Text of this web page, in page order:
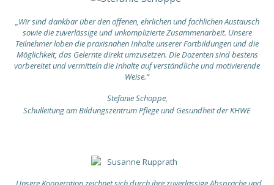
„Wir sind dankbar über den offenen, ehrlichen und fachlichen Austausch
sowie die zuverlässige und unkomplizierte Zusammenarbeit. Unsere
Teilnehmer loben die praxisnahen Inhalte unserer Fortbildungen und die
Möglichkeit, das Gelernte direkt umzusetzen. Die Dozenten sind bestens
vorbereitet und vermitteln die Inhalte auf verständliche und motivierende
Weise.“
Stefanie Schoppe,
Schulleitung am Bildungszentrum Pflege und Gesundheit der KHWE